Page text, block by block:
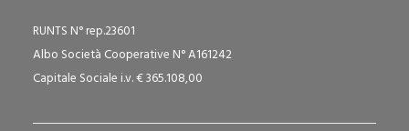
RUNTS N° rep.23601
Albo Società Cooperative N° A161242
Capitale Sociale i.v. € 365.108,00